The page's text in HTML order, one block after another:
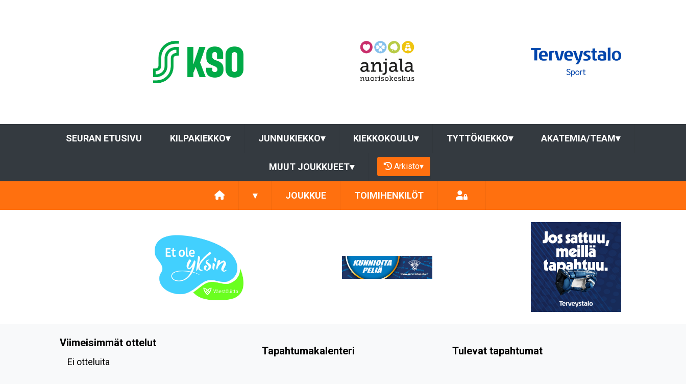
SEURAN ETUSIVU KILPAKIEKKO▾ JUNNUKIEKKO▾ KIEKKOKOULU▾ TYTTÖKIEKKO▾ AKATEMIA/TEAM▾
MUUT JOUKKUEET▾ Arkisto▾
▾ JOUKKUE TOIMIHENKILÖT
Viimeisimmät ottelut
Ei otteluita
Tapahtumakalenteri Tulevat tapahtumat